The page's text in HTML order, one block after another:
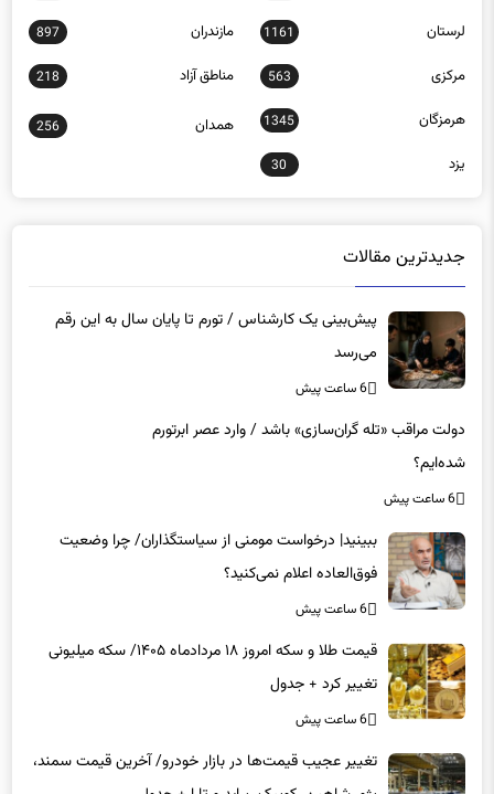
لرستان 1161 مازندران 897
مرکزی 563 مناطق آزاد 218
هرمزگان 1345 همدان 256
یزد 30
جدیدترین مقالات
پیش‌بینی یک کارشناس / تورم تا پایان سال به این رقم
می‌رسد
6 ساعت پیش
دولت مراقب «تله گران‌سازی» باشد / وارد عصر ابرتورم
شده‌ایم؟
6 ساعت پیش
ببینید| درخواست مومنی از سیاستگذاران/ چرا وضعیت
فوق‌العاده اعلام نمی‌کنید؟
6 ساعت پیش
قیمت طلا و سکه امروز ۱۸ مردادماه ۱۴۰۵/ سکه میلیونی
تغییر کرد + جدول
6 ساعت پیش
تغییر عجیب قیمت‌ها در بازار خودرو/ آخرین قیمت سمند،